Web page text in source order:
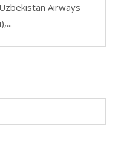
Airways